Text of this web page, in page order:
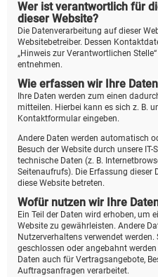
Wer ist verantwortlich für
dieser Website?
Die Datenverarbeitung auf dieser
Websitebetreiber. Dessen
„Hinweis zur Verantwortlichen
entnehmen.
Wie erfassen wir Ihre
Ihre Daten werden zum einen
mitteilen. Hierbei kann es sich z. B.
Kontaktformular eingeben.
Andere Daten werden automatisch
Besuch der Website durch unsere
technische Daten (z. B.
Seitenaufrufs). Die Erfassung
diese Website betreten.
Wofür nutzen wir Ihre
Ein Teil der Daten wird erhoben, um
Website zu gewährleisten. Andere
Nutzerverhaltens verwendet
geschlossen oder angebahnt
Daten auch für Vertragsangebote,
Auftragsanfragen verarbeitet.